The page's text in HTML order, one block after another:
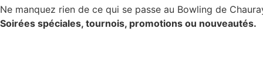
Ne manquez rien de ce qui se passe au Bowling de
Soirées spéciales, tournois, promotions ou nouveautés.